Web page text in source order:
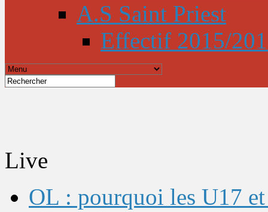
A.S Saint Priest
Effectif 2015/
Live
OL : pourquoi les U17